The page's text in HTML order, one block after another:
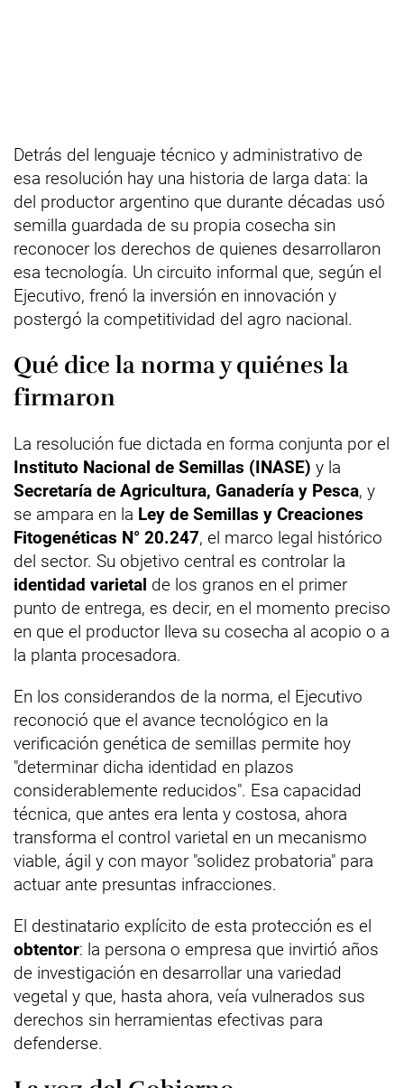
Detrás del lenguaje técnico y administrativo de
esa resolución hay una historia de larga data: la
del productor argentino que durante décadas usó
semilla guardada de su propia cosecha sin
reconocer los derechos de quienes desarrollaron
esa tecnología. Un circuito informal que, según el
Ejecutivo, frenó la inversión en innovación y
postergó la competitividad del agro nacional.
Qué dice la norma y quiénes la
firmaron
La resolución fue dictada en forma conjunta por el
Instituto Nacional de Semillas (INASE) y la
Secretaría de Agricultura, Ganadería y Pesca, y
se ampara en la Ley de Semillas y Creaciones
Fitogenéticas N° 20.247, el marco legal histórico
del sector. Su objetivo central es controlar la
identidad varietal de los granos en el primer
punto de entrega, es decir, en el momento preciso
en que el productor lleva su cosecha al acopio o a
la planta procesadora.
En los considerandos de la norma, el Ejecutivo
reconoció que el avance tecnológico en la
verificación genética de semillas permite hoy
"determinar dicha identidad en plazos
considerablemente reducidos". Esa capacidad
técnica, que antes era lenta y costosa, ahora
transforma el control varietal en un mecanismo
viable, ágil y con mayor "solidez probatoria" para
actuar ante presuntas infracciones.
El destinatario explícito de esta protección es el
obtentor: la persona o empresa que invirtió años
de investigación en desarrollar una variedad
vegetal y que, hasta ahora, veía vulnerados sus
derechos sin herramientas efectivas para
defenderse.